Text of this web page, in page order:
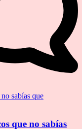
que no sabías